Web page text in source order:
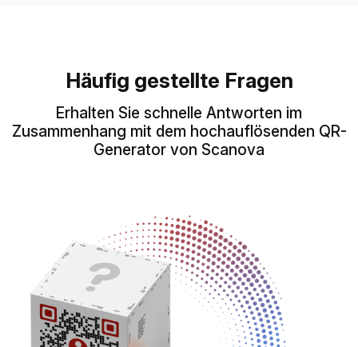
Häufig gestellte Fragen
Erhalten Sie schnelle Antworten im
Zusammenhang mit dem hochauflösenden QR-
Generator von Scanova